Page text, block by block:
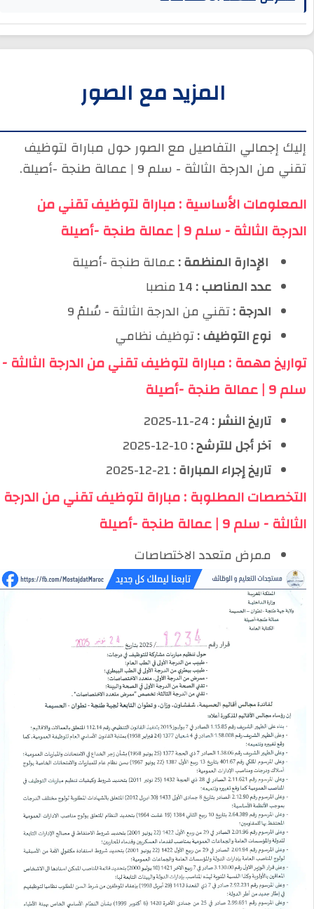
المزيد مع الصور
إليك إجمالي التفاصيل مع الصور حول مباراة لتوظيف
تقني من الدرجة الثالثة - سلم 9 | عمالة طنجة -أصيلة.
المعلومات الأساسية : مباراة لتوظيف تقني من
الدرجة الثالثة - سلم 9 | عمالة طنجة -أصيلة
️ الإدارة المنظمة :عمالة طنجة -أصيلة
عدد المناصب :14 منصبا
الدرجة :تقني من الدرجة الثالثة - سُلمْ 9
نوع التوظيف :توظيف نظامي
تواريخ مهمة : مباراة لتوظيف تقني من الدرجة الثالثة -
سلم 9 | عمالة طنجة -أصيلة
تاريخ النشر :24-11-2025
آخر أجل للترشح :10-12-2025
تاريخ إجراء المباراة :21-12-2025
التخصصات المطلوبة : مباراة لتوظيف تقني من الدرجة
الثالثة - سلم 9 | عمالة طنجة -أصيلة
ممرض متعدد الاختصاصات